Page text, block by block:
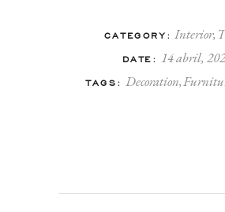
CATEGORY: Interior
DATE: 14 abril,
TAGS: Decoration